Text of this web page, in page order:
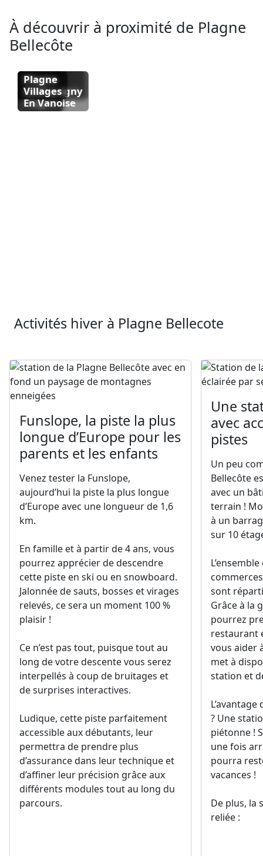
À découvrir à proximité de Plagne
Bellecôte
La
Plagne
Plagne
Soleil
Plagne
Centre
Plagne
Montchavin
Plagne
Aime
2000
Plagne
1800
Plagne
Montalbert
Plagne
Belle
Plagne
Plagne
Champagny
En Vanoise
Plagne
Villages
Activités hiver à Plagne Bellecote
Funslope, la piste la plus
longue d’Europe pour les
parents et les enfants
Venez tester la Funslope,
aujourd’hui la piste la plus longue
d’Europe avec une longueur de 1,6
km.
En famille et à partir de 4 ans, vous
pourrez apprécier de descendre
cette piste en ski ou en snowboard.
Jalonnée de sauts, bosses et virages
relevés, ce sera un moment 100 %
plaisir !
Ce n’est pas tout, puisque tout au
long de votre descente vous serez
interpellés à coup de bruitages et
de surprises interactives.
Ludique, cette piste parfaitement
accessible aux débutants, leur
permettra de prendre plus
d’assurance dans leur technique et
d’affiner leur précision grâce aux
différents modules tout au long du
parcours.
Une
avec
pistes
Un peu
Bellecôte
avec un
terrain !
à un
sur 10
sont
Grâce à la
pourrez
restaurant
vous aider
met à
station et
? Une
piétonne !
une fois
pourra
vacances !
De plus, la
reliée :